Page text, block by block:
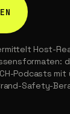
Host-
Podcasts mit
Safety-